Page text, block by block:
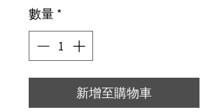
數量 *
新增至購物車